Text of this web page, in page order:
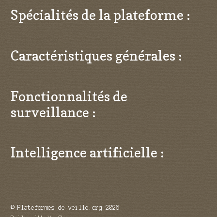
Spécialités de la plateforme :
Caractéristiques générales :
Fonctionnalités de
surveillance :
Intelligence artificielle :
© Plateformes-de-veille.org 2026